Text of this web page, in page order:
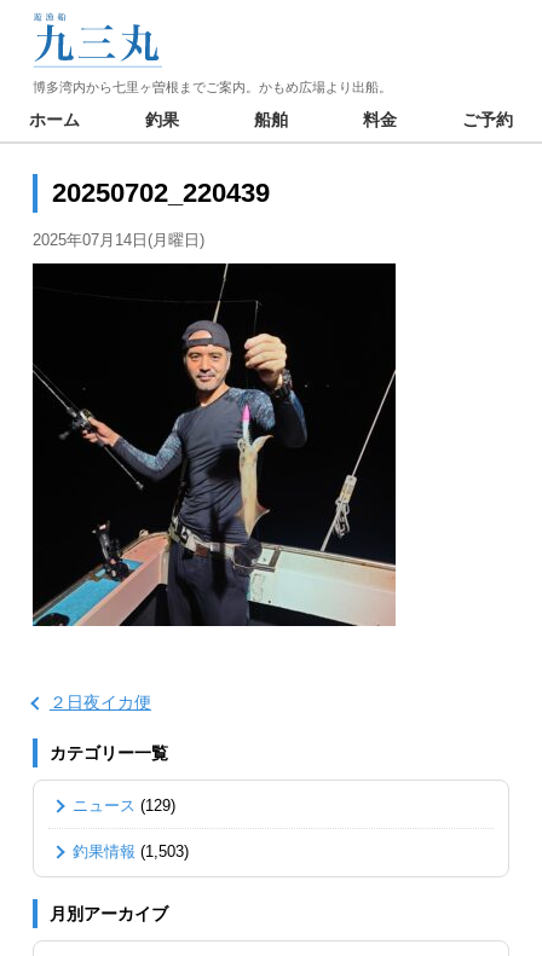
博多湾内から七里ヶ曽根までご案内。かもめ広場より出船。
ホーム 釣果 船舶 料金 ご予約
20250702_220439
2025年07月14日(月曜日)
２日夜イカ便
カテゴリー一覧
ニュース (129)
釣果情報 (1,503)
月別アーカイブ